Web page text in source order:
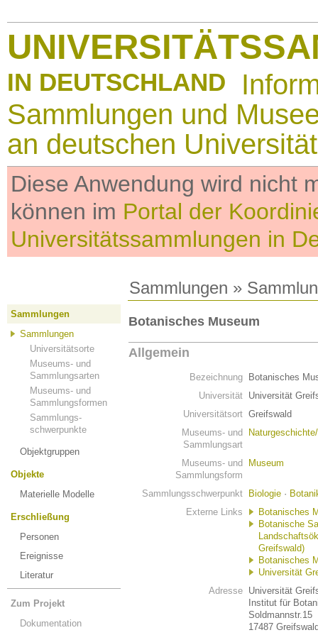
IN DEUTSCHLAND
Sammlungen und
an deutschen
Diese Anwendung wird nicht
können im Portal der
Universitätssammlungen in
Sammlungen »
Sammlungen
Sammlungen
Universitätsorte
Museums- und
Sammlungsarten
Museums- und
Sammlungsformen
Sammlungs-
schwerpunkte
Objektgruppen
Objekte
Materielle Modelle
Erschließung
Personen
Ereignisse
Literatur
Zum Projekt
Dokumentation
Botanisches Museum
Allgemein
Bezeichnung
Botanisches
Universität Universität
Universitätsort Greifswald
Museums- und
Sammlungsart
Museums- und
Sammlungsform
Museum
Sammlungsschwerpunkt Biologie ·
Externe Links
Botanisches
Botanische
Greifswald)
Botanisches
Universität
Adresse Universität
Institut für
Soldmannstr.15
17487